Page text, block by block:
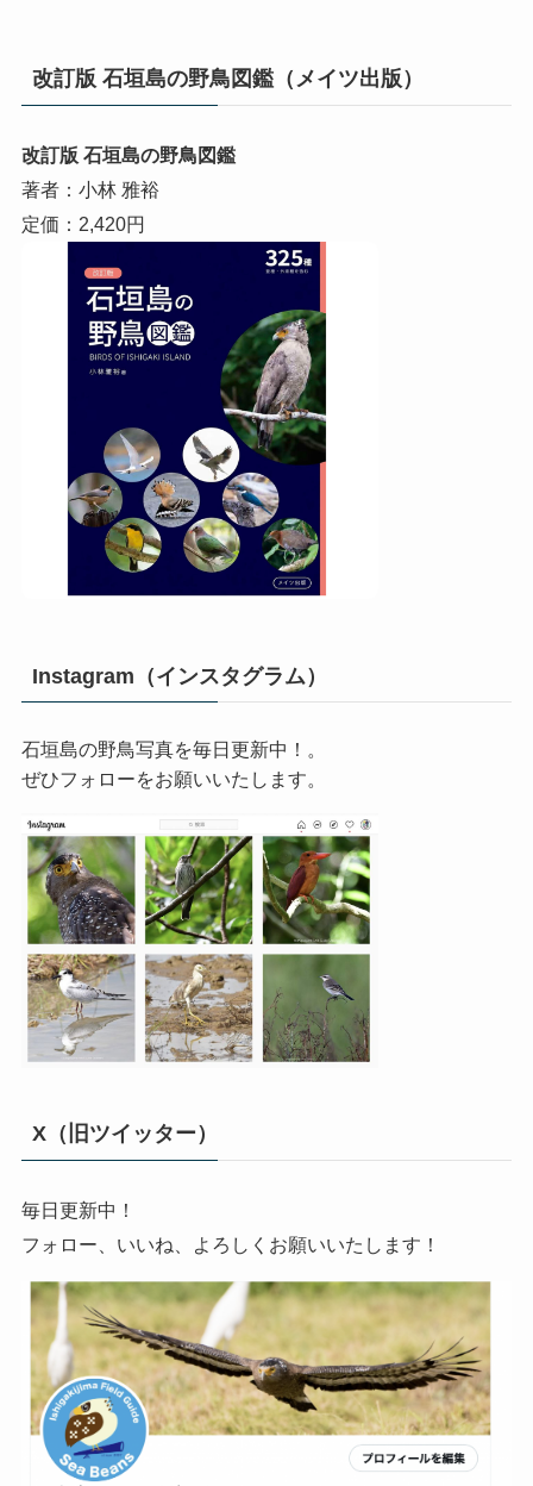
改訂版 石垣島の野鳥図鑑（メイツ出版）
改訂版 石垣島の野鳥図鑑
著者：小林 雅裕
定価：2,420円
Instagram（インスタグラム）
石垣島の野鳥写真を毎日更新中！。
ぜひフォローをお願いいたします。
X（旧ツイッター）
毎日更新中！
フォロー、いいね、よろしくお願いいたします！